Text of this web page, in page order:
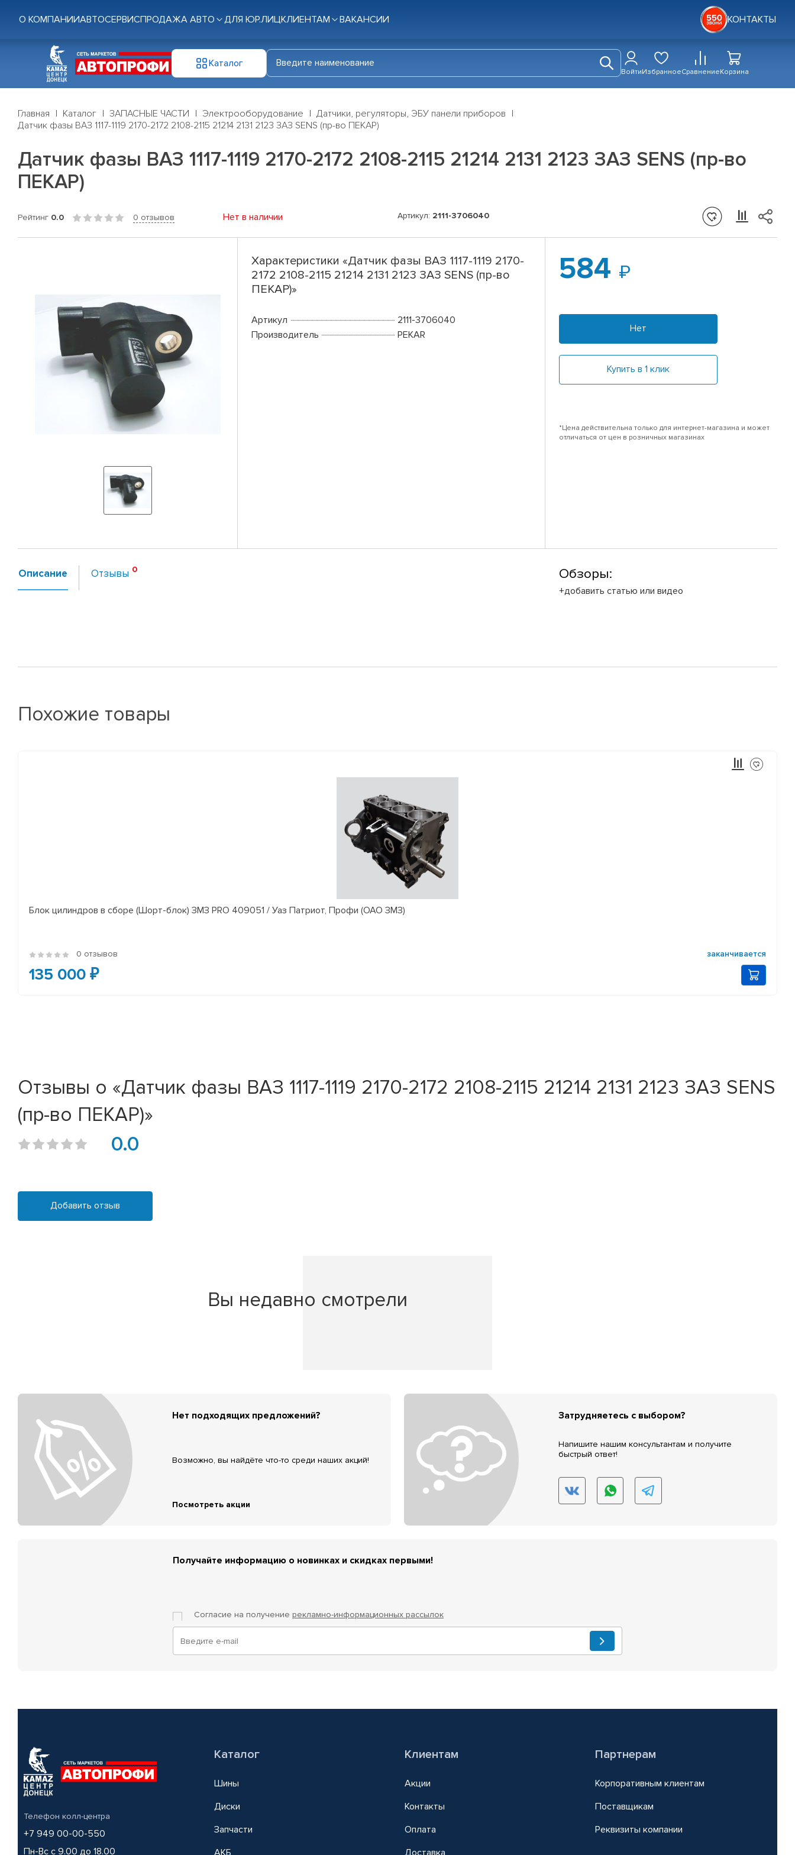
О КОМПАНИИАВТОСЕРВИСПРОДАЖА АВТО ДЛЯ ЮР.ЛИЦКЛИЕНТАМ ВАКАНСИИ КОНТАКТЫ
Каталог
ВойтиИзбранноеСравнениеКорзина
Главная Каталог ЗАПАСНЫЕ ЧАСТИ Электрооборудование
Датчики, регуляторы, ЭБУ панели приборов
Датчик фазы ВАЗ 1117-1119 2170-2172 2108-2115 21214 2131 2123 ЗАЗ SENS (пр-во ПЕКАР)
Датчик фазы ВАЗ 1117-1119 2170-2172 2108-2115 21214 2131 2123 ЗАЗ SENS (пр-во
ПЕКАР)
Рейтинг 0.0 0 отзывов Нет в наличии Артикул: 2111-3706040
Характеристики «Датчик фазы ВАЗ 1117-1119 2170-
2172 2108-2115 21214 2131 2123 ЗАЗ SENS (пр-во
ПЕКАР)»
Артикул
2111-3706040
Производитель
PEKAR
584
Нет
Купить в 1 клик
*Цена действительна только для интернет-магазина и может
отличаться от цен в розничных магазинах
Описание Отзывы Обзоры:
+добавить статью или видео
Похожие товары
Блок цилиндров в сборе (Шорт-блок) ЗМЗ PRO 409051 / Уаз Патриот, Профи (ОАО ЗМЗ)
0 отзывов заканчивается
135 000 ₽
Отзывы о «Датчик фазы ВАЗ 1117-1119 2170-2172 2108-2115 21214 2131 2123 ЗАЗ SENS
(пр-во ПЕКАР)»
0.0
Добавить отзыв
Вы недавно смотрели
Нет подходящих предложений?
Возможно, вы найдёте что-то среди наших акций!
Посмотреть акции
Затрудняетесь с выбором?
Напишите нашим консультантам и получите
быстрый ответ!
Получайте информацию о новинках и скидках первыми!
Согласие на получение рекламно-информационных рассылок
Телефон колл-центра
+7 949 00-00-550
Пн-Вс с 9.00 до 18.00
Каталог
Шины
Диски
Запчасти
АКБ
Клиентам
Акции
Контакты
Оплата
Доставка
Партнерам
Корпоративным клиентам
Поставщикам
Реквизиты компании